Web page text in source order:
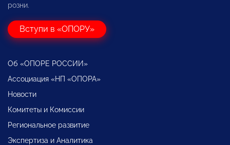
розни.
Вступи в «ОПОРУ»
Об «ОПОРЕ РОССИИ»
Ассоциация «НП «ОПОРА»
Новости
Комитеты и Комиссии
Региональное развитие
Экспертиза и Аналитика